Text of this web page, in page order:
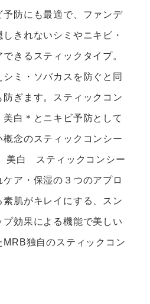
防にも最適で、ファンデ
きれないシミやニキビ・
きるスティックタイプ。
ミ・ソバカスを防ぐと同
ぎます。スティックコン
白＊とニキビ予防として
念のスティックコンシー
美白 スティックコンシー
ア・保湿の３つのアプロ
肌がキレイにする、スン
効果による機能で美しい
独自のスティックコン